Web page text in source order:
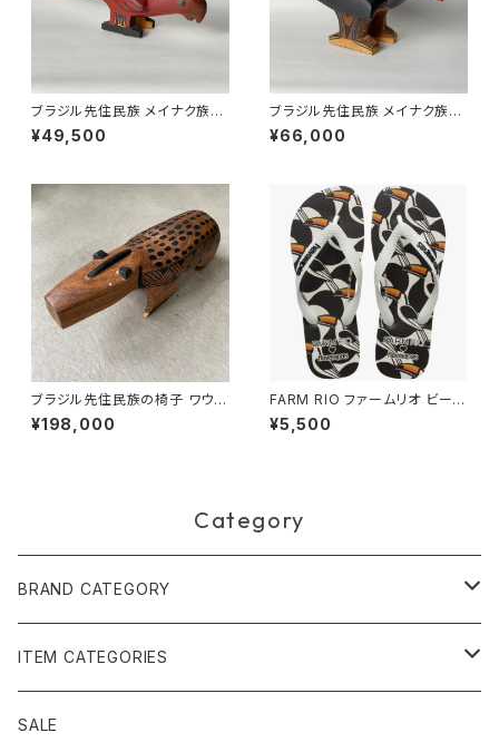
ブラジル先住民族 メイナク族の
椅子 ベニコンゴウインコ 全長4
0cm
¥49,500
ブラジル先住民族 メイナク族の
椅子 ホオダレホウカンチョウ 小
型 全長38cm
¥66,000
ブラジル先住民族の椅子 ワウラ
ー族 バク（送料着払い）
¥198,000
FARM RIO ファームリオ ビーチ
サンダル Havaianas Copatu
cano
¥5,500
Category
BRAND CATEGORY
黄金の草 ビオジュエリー
ピアス＆イヤリング
ボルジェス木版画
ITEM CATEGORIES
アクセサリー
SALE